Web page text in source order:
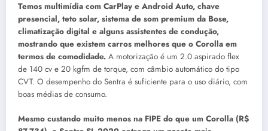
Temos multimídia com CarPlay e Android Auto, chave
presencial, teto solar, sistema de som premium da Bose,
climatização digital e alguns assistentes de condução,
mostrando que existem carros melhores que o Corolla em
termos de comodidade. A motorização é um 2.0 aspirado flex
de 140 cv e 20 kgfm de torque, com câmbio automático do tipo
CVT. O desempenho do Sentra é suficiente para o uso diário, com
boas médias de consumo.
Mesmo custando muito menos na FIPE do que um Corolla (R$